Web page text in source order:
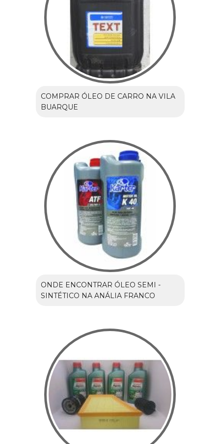
COMPRAR ÓLEO DE CARRO NA VILA
BUARQUE
ONDE ENCONTRAR ÓLEO SEMI -
SINTÉTICO NA ANÁLIA FRANCO